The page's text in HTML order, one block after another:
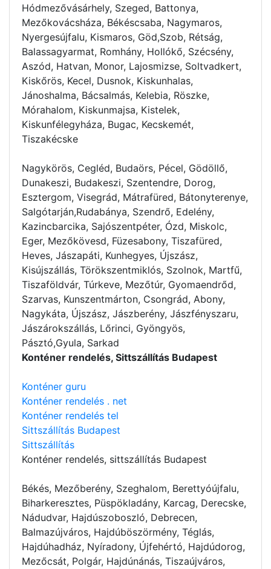
Hódmezővásárhely, Szeged, Battonya,
Mezőkovácsháza, Békéscsaba, Nagymaros,
Nyergesújfalu, Kismaros, Göd,Szob, Rétság,
Balassagyarmat, Romhány, Hollókő, Szécsény,
Aszód, Hatvan, Monor, Lajosmizse, Soltvadkert,
Kiskőrös, Kecel, Dusnok, Kiskunhalas,
Jánoshalma, Bácsalmás, Kelebia, Röszke,
Mórahalom, Kiskunmajsa, Kistelek,
Kiskunfélegyháza, Bugac, Kecskemét,
Tiszakécske
Nagykörös, Cegléd, Budaörs, Pécel, Gödöllő,
Dunakeszi, Budakeszi, Szentendre, Dorog,
Esztergom, Visegrád, Mátrafüred, Bátonyterenye,
Salgótarján,Rudabánya, Szendrő, Edelény,
Kazincbarcika, Sajószentpéter, Ózd, Miskolc,
Eger, Mezőkövesd, Füzesabony, Tiszafüred,
Heves, Jászapáti, Kunhegyes, Újszász,
Kisújszállás, Törökszentmiklós, Szolnok, Martfű,
Tiszaföldvár, Túrkeve, Mezőtúr, Gyomaendrőd,
Szarvas, Kunszentmárton, Csongrád, Abony,
Nagykáta, Újszász, Jászberény, Jászfényszaru,
Jászárokszállás, Lőrinci, Gyöngyös,
Pásztó,Gyula, Sarkad
Konténer rendelés, Sittszállítás Budapest
Konténer guru
Konténer rendelés . net
Konténer rendelés tel
Sittszállítás Budapest
Sittszállítás
Konténer rendelés, sittszállítás Budapest
Békés, Mezőberény, Szeghalom, Berettyóújfalu,
Biharkeresztes, Püspökladány, Karcag, Derecske,
Nádudvar, Hajdúszoboszló, Debrecen,
Balmazújváros, Hajdúböszörmény, Téglás,
Hajdúhadház, Nyíradony, Újfehértó, Hajdúdorog,
Mezőcsát, Polgár, Hajdúnánás, Tiszaújváros,